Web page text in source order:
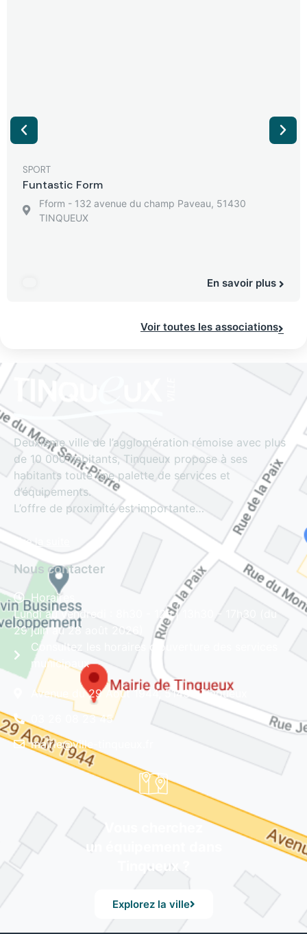
SPORT
Funtastic Form
Fform - 132 avenue du champ Paveau, 51430
TINQUEUX
En savoir plus
Voir toutes les associations
Deuxième ville de l’agglomération rémoise avec plus
de 10 000 habitants, Tinqueux propose à ses
habitants toute une palette de services et
d’équipements.
L’offre de proximité est importante…
Lire la suite
Nous contacter
Horaires
Lundi au vendredi : 8h30 - 12h | 13h30 - 17h30 (du
29 juin au 28 août 2026)
Consultez les horaires d'ouverture des services
municipaux
Avenue du 29 Août 1944, 51430 Tinqueux
03 26 08 23 45
mairie@ville-tinqueux.fr
Vous cherchez
un équipement dans
Tinqueux ?
Explorez la ville